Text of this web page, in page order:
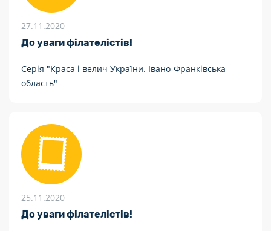
27.11.2020
До уваги філателістів!
Серія "Краса і велич України. Івано-Франківська
область"
25.11.2020
До уваги філателістів!